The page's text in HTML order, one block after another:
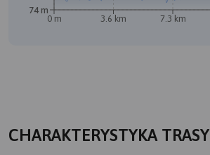
0 m 3.6 km 7.3 km
74 m
CHARAKTERYSTYKA TRASY